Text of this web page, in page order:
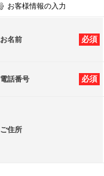
お客様情報の入力
必須
お名前
必須
電話番号
ご住所